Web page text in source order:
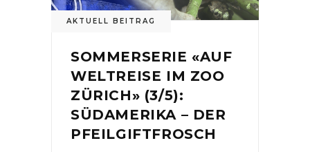
AKTUELL BEITRAG
SOMMERSERIE «AUF
WELTREISE IM ZOO
ZÜRICH» (3/5):
SÜDAMERIKA – DER
PFEILGIFTFROSCH